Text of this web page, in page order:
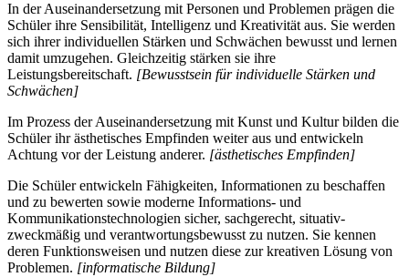
In der Auseinandersetzung mit Personen und Problemen prägen die
Schüler ihre Sensibilität, Intelligenz und Kreativität aus. Sie werden
sich ihrer individuellen Stärken und Schwächen bewusst und lernen
damit umzugehen. Gleichzeitig stärken sie ihre
Leistungsbereitschaft. [Bewusstsein für individuelle Stärken und
Schwächen]
Im Prozess der Auseinandersetzung mit Kunst und Kultur bilden die
Schüler ihr ästhetisches Empfinden weiter aus und entwickeln
Achtung vor der Leistung anderer. [ästhetisches Empfinden]
Die Schüler entwickeln Fähigkeiten, Informationen zu beschaffen
und zu bewerten sowie moderne Informations- und
Kommunikationstechnologien sicher, sachgerecht, situativ-
zweckmäßig und verantwortungsbewusst zu nutzen. Sie kennen
deren Funktionsweisen und nutzen diese zur kreativen Lösung von
Problemen. [informatische Bildung]